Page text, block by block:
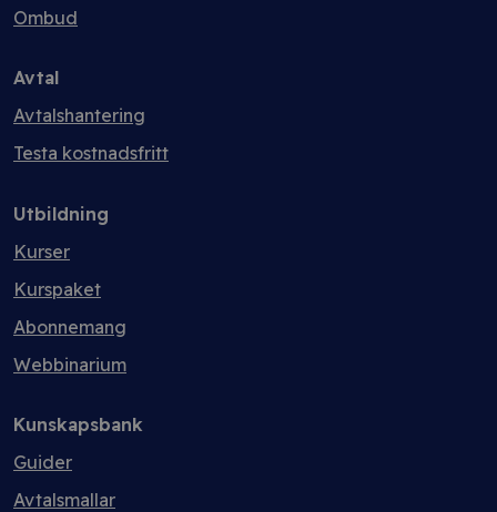
Ombud
Avtal
Avtalshantering
Testa kostnadsfritt
Utbildning
Kurser
Kurspaket
Abonnemang
Webbinarium
Kunskapsbank
Guider
Avtalsmallar